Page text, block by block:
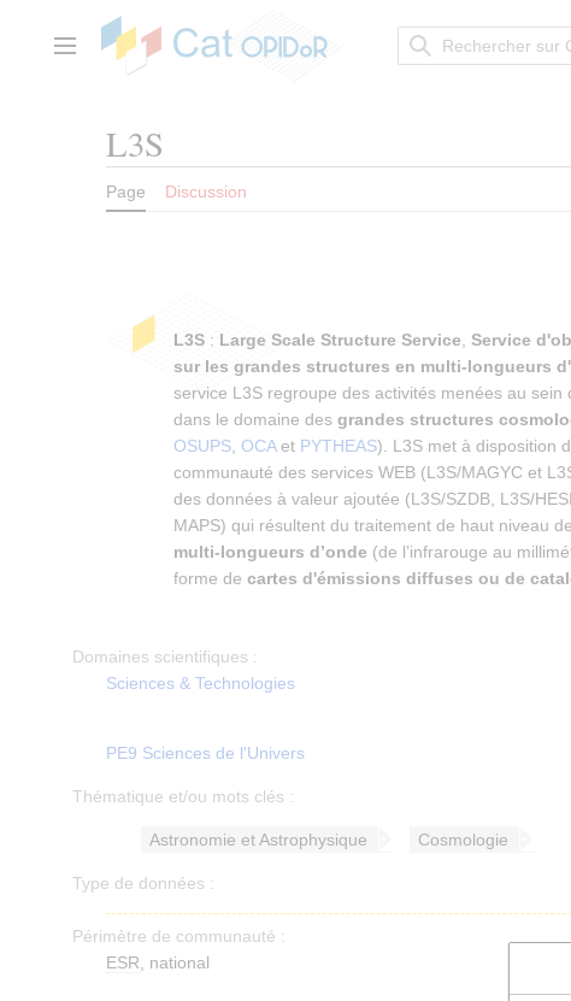
contenuMenu principal
L3S
Page Discussion
L3S : Large Scale Structure Service Service
sur les grandes structures en multi-longueurs
service L3S regroupe des activités menées au sein
dans le domaine des grandes structures
OSUPS OCAet PYTHEAS). L3S met à disposition
communauté des services WEB (L3S/MAGYC et
des données à valeur ajoutée (L3S/SZDB, L3S/
MAPS) qui résultent du traitement de haut niveau de
multi-longueurs d’onde (de l’infrarouge au
forme de cartes d'émissions diffuses ou de
Domaines scientifiques :
Sciences & Technologies
PE9 Sciences de l'Univers
Thématique et/ou mots clés :
Astronomie et Astrophysique Cosmologie
Type de données :
Périmètre de communauté :
ESR , national